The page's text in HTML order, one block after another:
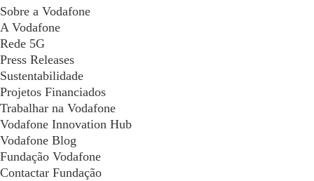
Sobre a Vodafone
A Vodafone
Rede 5G
Press Releases
Sustentabilidade
Projetos Financiados
Trabalhar na Vodafone
Vodafone Innovation Hub
Vodafone Blog
Fundação Vodafone
Contactar Fundação